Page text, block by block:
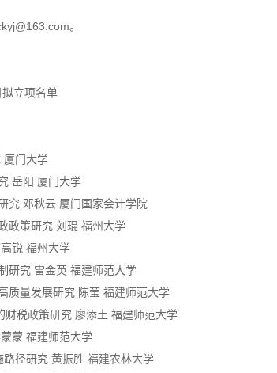
。
立项名单
厦门大学
岳阳 厦门大学
究 邓秋云 厦门国家会计学院
政策研究 刘琨 福州大学
锐 福州大学
研究 雷金英 福建师范大学
质量发展研究 陈莹 福建师范大学
财税政策研究 廖添土 福建师范大学
蒙 福建师范大学
径研究 黄振胜 福建农林大学